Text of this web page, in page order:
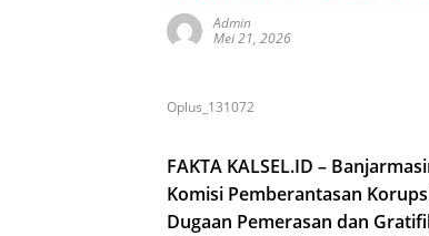
Admin
Mei 21, 2026
Oplus_131072
FAKTA KALSEL.ID –
Komisi Pemberantasan
Dugaan Pemerasan dan